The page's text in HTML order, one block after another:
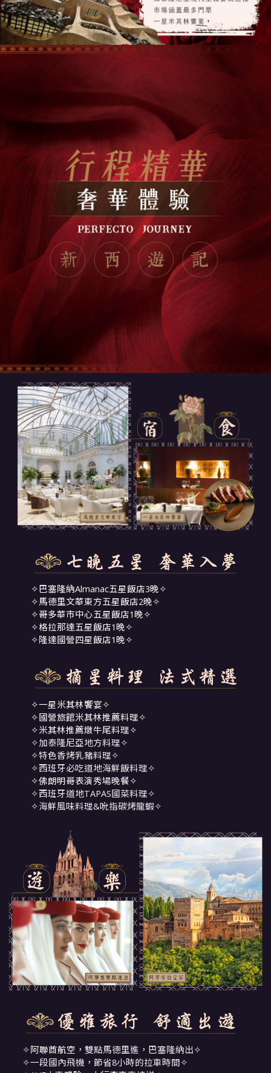
✧巴塞隆納Almanac五星飯店3晚✧
✧馬德里文華東方五星飯店2晚✧
✧哥多華市中心五星飯店1晚✧
✧格拉那達五星飯店1晚✧
✧隆達國營四星飯店1晚✧
✧一星米其林饗宴✧
✧國營旅館米其林推薦料理✧
✧米其林推薦燉牛尾料理✧
✧加泰隆尼亞地方料理✧
✧特色香烤乳豬料理✧
✧西班牙必吃道地海鮮飯料理✧
✧佛朗明哥表演秀場晚餐✧
✧西班牙道地TAPAS國菜料理✧
✧海鮮風味料理&吮指碳烤龍蝦✧
✧阿聯酋航空 ，雙點馬德里進，巴塞隆納出✧
✧一段國內飛機，節省8小時的拉車時間✧